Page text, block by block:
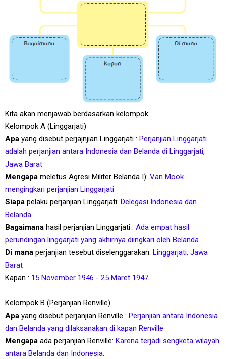
Kita akan menjawab berdasarkan kelompok
Kelompok A (Linggarjati)
Apa yang disebut perjajnjian Linggarjati : Perjanjian Linggarjati
adalah perjanjian antara Indonesia dan Belanda di Linggarjati,
Jawa Barat
Mengapa meletus Agresi Militer Belanda I): Van Mook
mengingkari perjanjian Linggarjati
Siapa pelaku perjanjian Linggarjati: Delegasi Indonesia dan
Belanda
Bagaimana hasil perjanjian Linggarjati : Ada empat hasil
perundingan linggarjati yang akhirnya diingkari oleh Belanda
Di mana perjanjian tesebut diselenggarakan: Linggarjati, Jawa
Barat
Kapan : 15 November 1946 - 25 Maret 1947
Kelompok B (Perjanjian Renville)
Apa yang disebut perjanjian Renville : Perjanjian antara Indonesia
dan Belanda yang dilaksanakan di kapan Renville
Mengapa ada perjanjian Renville: Karena terjadi sengketa wilayah
antara Belanda dan Indonesia.